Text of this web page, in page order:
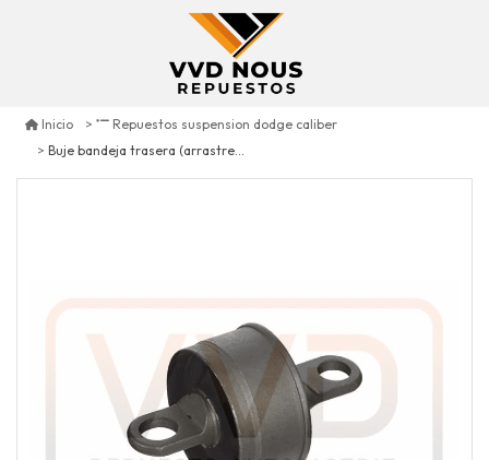
Inicio
Repuestos suspension dodge caliber
Buje bandeja trasera (arrastre) dodge caliber 1.8 2007/2009